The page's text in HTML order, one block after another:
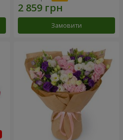
Замовити